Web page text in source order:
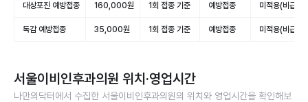
대상포진 예방접종 160,000원 1회 접종 기준 예방접종 미적용(비급여)
독감 예방접종 35,000원 1회 접종 기준 예방접종 미적용(비급여)
서울이비인후과의원 위치·영업시간
나만의닥터에서 수집한 서울이비인후과의원의 위치와 영업시간을 확인해보